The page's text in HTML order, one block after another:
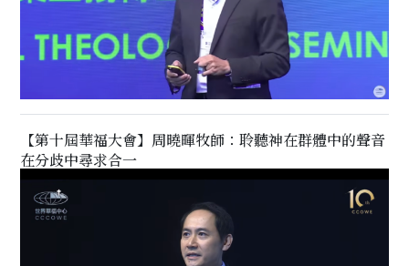
【第十屆華福大會】周曉暉牧師：聆聽神在群體中的聲音
在分歧中尋求合一